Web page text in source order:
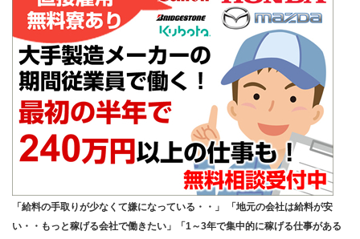
「給料の手取りが少なくて嫌になっている・・」 「地元の会社は給料が安
い・・もっと稼げる会社で働きたい」「1～3年で集中的に稼げる仕事がある